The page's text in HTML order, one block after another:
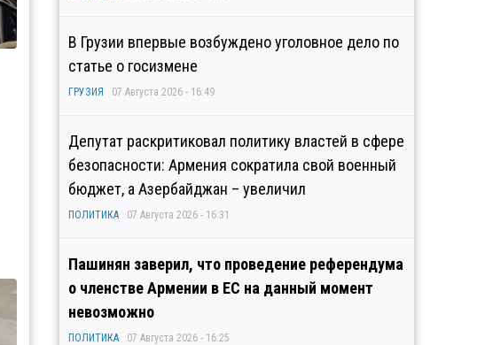
В Грузии впервые возбуждено уголовное дело по
статье о госизмене
ГРУЗИЯ 07 Августа 2026 - 16:49
Депутат раскритиковал политику властей в сфере
безопасности: Армения сократила свой военный
бюджет, а Азербайджан – увеличил
ПОЛИТИКА 07 Августа 2026 - 16:31
Пашинян заверил, что проведение референдума
о членстве Армении в ЕС на данный момент
невозможно
ПОЛИТИКА 07 Августа 2026 - 16:25